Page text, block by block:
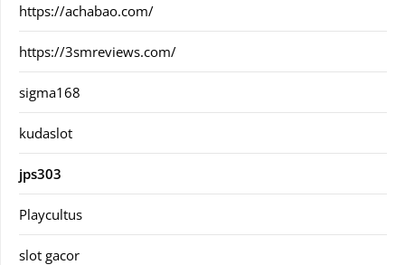
https://achabao.com/
https://3smreviews.com/
sigma168
kudaslot
jps303
Playcultus
slot gacor